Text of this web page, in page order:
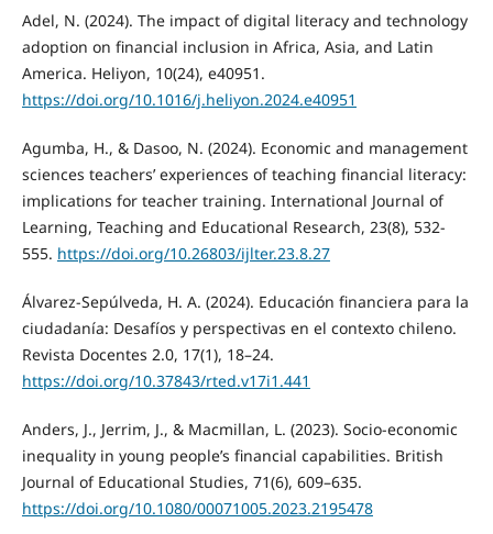
Adel, N. (2024). The impact of digital literacy and technology
adoption on financial inclusion in Africa, Asia, and Latin
America. Heliyon, 10(24), e40951.
https://doi.org/10.1016/j.heliyon.2024.e40951
Agumba, H., & Dasoo, N. (2024). Economic and management
sciences teachers’ experiences of teaching financial literacy:
implications for teacher training. International Journal of
Learning, Teaching and Educational Research, 23(8), 532-
555. https://doi.org/10.26803/ijlter.23.8.27
Álvarez-Sepúlveda, H. A. (2024). Educación financiera para la
ciudadanía: Desafíos y perspectivas en el contexto chileno.
Revista Docentes 2.0, 17(1), 18–24.
https://doi.org/10.37843/rted.v17i1.441
Anders, J., Jerrim, J., & Macmillan, L. (2023). Socio-economic
inequality in young people’s financial capabilities. British
Journal of Educational Studies, 71(6), 609–635.
https://doi.org/10.1080/00071005.2023.2195478